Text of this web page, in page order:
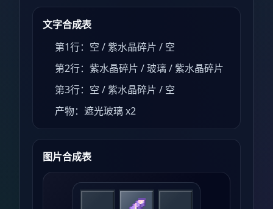
文字合成表
第1行：空 / 紫水晶碎片 / 空
第2行：紫水晶碎片 / 玻璃 / 紫水晶碎片
第3行：空 / 紫水晶碎片 / 空
产物：遮光玻璃 x2
图片合成表